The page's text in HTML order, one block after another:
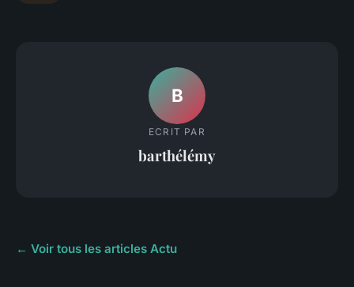
B
ECRIT PAR
barthélémy
← Voir tous les articles Actu